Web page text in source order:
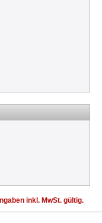
inkl. MwSt. gültig.